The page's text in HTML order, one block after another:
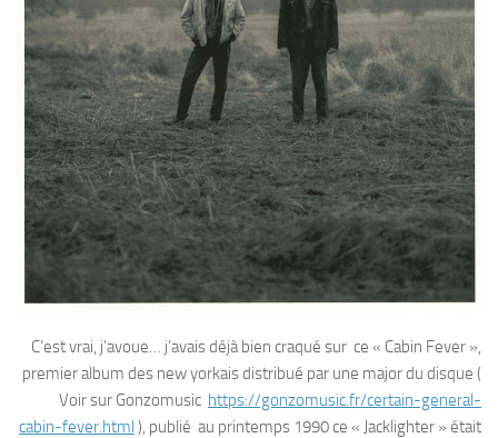
C’est vrai, j’avoue… j’avais déjà bien craqué sur ce « Cabin Fever »,
premier album des new yorkais distribué par une major du disque (
Voir sur Gonzomusic https://gonzomusic.fr/certain-general-
cabin-fever.html ), publié au printemps 1990 ce « Jacklighter » était